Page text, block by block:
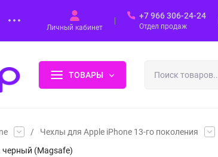
Личный кабинет
+7 966 306-24-24
Отдел продаж
ТОВАРЫ
/ Чехлы для Apple iPhone 13-го поколения
черный (Magsafe)